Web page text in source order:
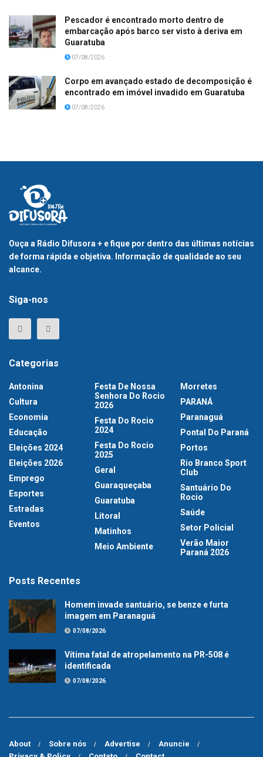
Pescador é encontrado morto dentro de
embarcação após barco ser visto à deriva em
Guaratuba
07/08/2026
Corpo em avançado estado de decomposição é
encontrado em imóvel invadido em Guaratuba
07/08/2026
Ouça a Rádio Difusora + e fique por dentro das últimas notícias
de forma rápida e objetiva. Informação de qualidade ao seu
alcance.
Siga-nos
Categorias
Antonina
Cultura
Economia
Educação
Eleições 2024
Eleições 2026
Emprego
Esportes
Estradas
Eventos
Festa De Nossa
Senhora Do Rocio
2026
Festa Do Rocio
2024
Festa Do Rocio
2025
Geral
Guaraqueçaba
Guaratuba
Litoral
Matinhos
Meio Ambiente
Morretes
PARANÁ
Paranaguá
Pontal Do Paraná
Portos
Rio Branco Sport
Club
Santuário Do
Rocio
Saúde
Setor Policial
Verão Maior
Paraná 2026
Posts Recentes
Homem invade santuário, se benze e furta
imagem em Paranaguá
07/08/2026
Vítima fatal de atropelamento na PR-508 é
identificada
07/08/2026
About Sobre nós Advertise
Anuncie